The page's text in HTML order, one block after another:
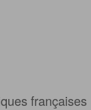
françaises